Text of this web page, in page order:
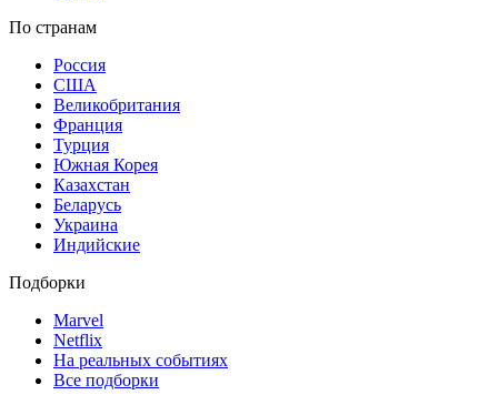
По странам
Россия
США
Великобритания
Франция
Турция
Южная Корея
Казахстан
Беларусь
Украина
Индийские
Подборки
Marvel
Netflix
На реальных событиях
Все подборки